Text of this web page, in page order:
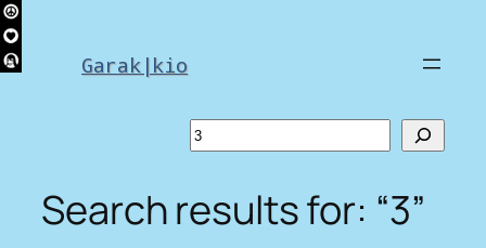
Skip
to
content Garak|kio
Search
Search results for: “3”